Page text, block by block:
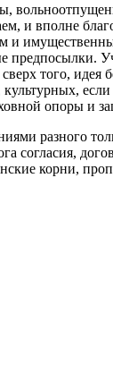
и вполне
и
того,
опоры и
разного
корни,